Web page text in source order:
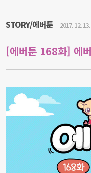
STORY/에버툰 2017. 12. 13.
[에버툰 168화] 에